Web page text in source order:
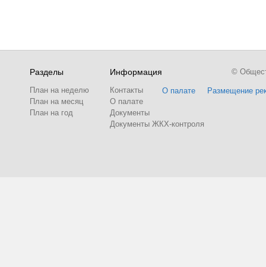
Разделы
План на неделю
План на месяц
План на год
Информация
Контакты
О палате
Документы
Документы ЖКХ-контроля
О палате Размещение
©